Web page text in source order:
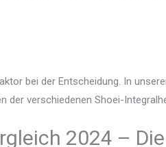
bei der Entscheidung. In
der verschiedenen Shoei-
2024 –